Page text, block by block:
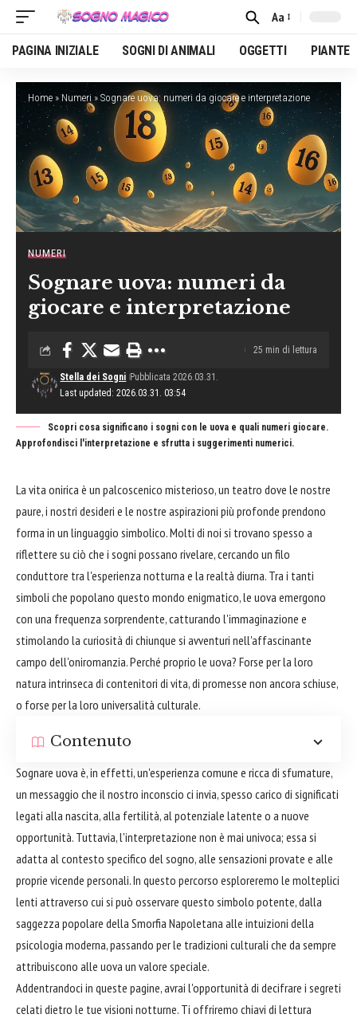
Font
Resizer
Aa
PAGINA INIZIALE SOGNI DI ANIMALI OGGETTI PIANTE
Home »Numeri » Sognare uova: numeri da giocare e interpretazione
NUMERI
Sognare uova: numeri da
giocare e interpretazione
Last updated: 2026.03.31. 03:54
Stella dei Sogni Pubblicata 2026.03.31.
25 min di lettura
Scopri cosa significano i sogni con le uova e quali numeri giocare.
Approfondisci l'interpretazione e sfrutta i suggerimenti numerici.
La vita onirica è un palcoscenico misterioso, un teatro dove le nostre
paure, i nostri desideri e le nostre aspirazioni più profonde prendono
forma in un linguaggio simbolico. Molti di noi si trovano spesso a
riflettere su ciò che i sogni possano rivelare, cercando un filo
conduttore tra l'esperienza notturna e la realtà diurna. Tra i tanti
simboli che popolano questo mondo enigmatico, le uova emergono
con una frequenza sorprendente, catturando l'immaginazione e
stimolando la curiosità di chiunque si avventuri nell'affascinante
campo dell'oniromanzia. Perché proprio le uova? Forse per la loro
natura intrinseca di contenitori di vita, di promesse non ancora schiuse,
o forse per la loro universalità culturale.
Contenuto
Sognare uova è, in effetti, un'esperienza comune e ricca di sfumature,
un messaggio che il nostro inconscio ci invia, spesso carico di significati
legati alla nascita, alla fertilità, al potenziale latente o a nuove
opportunità. Tuttavia, l'interpretazione non è mai univoca; essa si
adatta al contesto specifico del sogno, alle sensazioni provate e alle
proprie vicende personali. In questo percorso esploreremo le molteplici
lenti attraverso cui si può osservare questo simbolo potente, dalla
saggezza popolare della Smorfia Napoletana alle intuizioni della
psicologia moderna, passando per le tradizioni culturali che da sempre
attribuiscono alle uova un valore speciale.
Addentrandoci in queste pagine, avrai l'opportunità di decifrare i segreti
celati dietro le tue visioni notturne. Ti offriremo chiavi di lettura